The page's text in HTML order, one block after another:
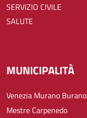
SERVIZIO CIVILE
SALUTE
MUNICIPALITÀ
Venezia Murano Burano
Mestre Carpenedo